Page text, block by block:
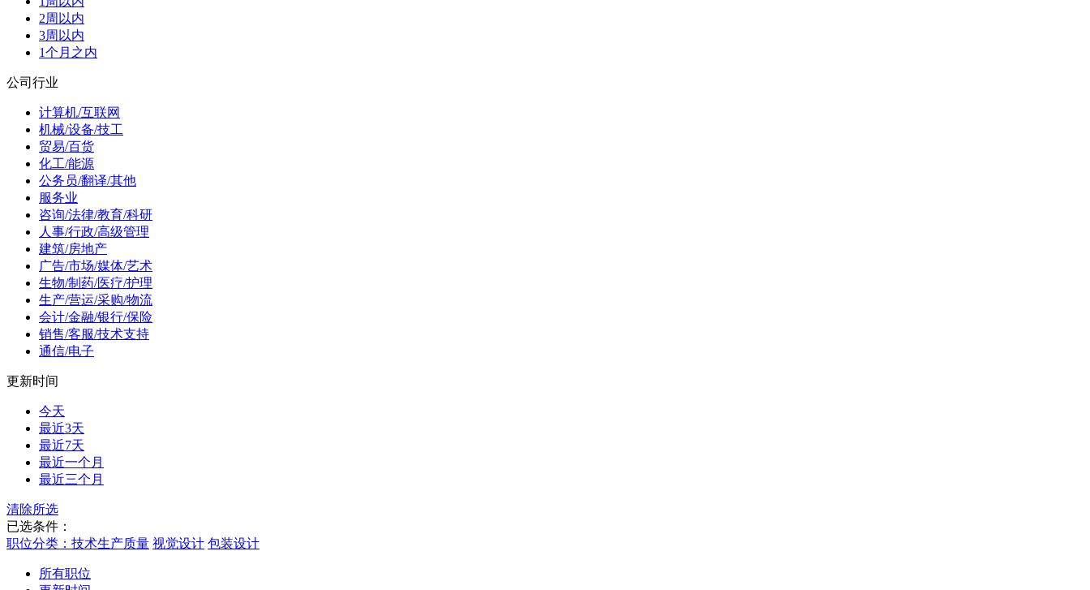
2周以内
3周以内
1个月之内
公司行业
计算机/互联网
机械/设备/技工
贸易/百货
化工/能源
公务员/翻译/其他
服务业
咨询/法律/教育/科研
人事/行政/高级管理
建筑/房地产
广告/市场/媒体/艺术
生物/制药/医疗/护理
生产/营运/采购/物流
会计/金融/银行/保险
销售/客服/技术支持
通信/电子
更新时间
今天
最近3天
最近7天
最近一个月
最近三个月
清除所选
已选条件：
职位分类：技术生产质量 视觉设计 包装设计
所有职位